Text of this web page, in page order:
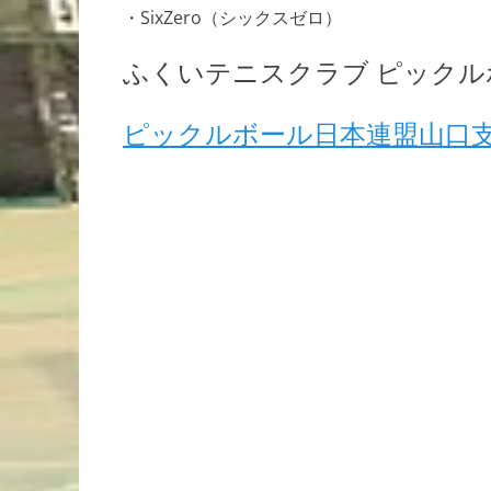
・SixZero（シックスゼロ）
ふくいテニスクラブ ピック
ピックルボール日本連盟山口